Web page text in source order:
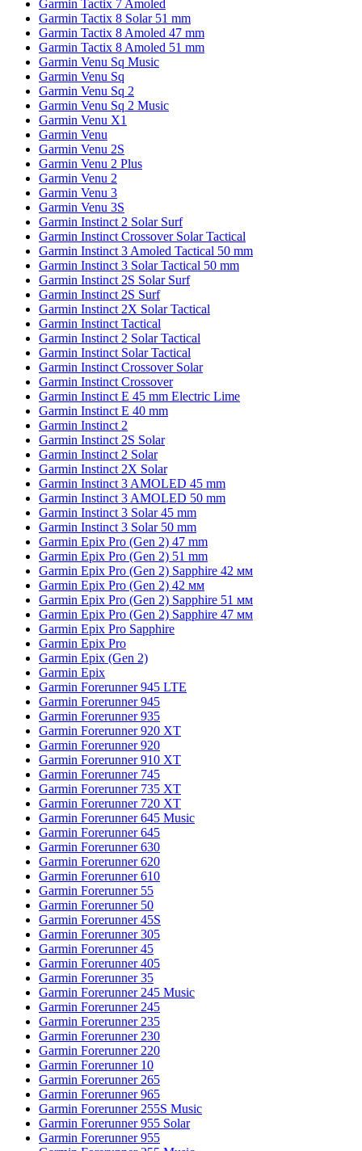
Garmin Tactix 7 Amoled
Garmin Tactix 8 Solar 51 mm
Garmin Tactix 8 Amoled 47 mm
Garmin Tactix 8 Amoled 51 mm
Garmin Venu Sq Music
Garmin Venu Sq
Garmin Venu Sq 2
Garmin Venu Sq 2 Music
Garmin Venu X1
Garmin Venu
Garmin Venu 2S
Garmin Venu 2 Plus
Garmin Venu 2
Garmin Venu 3
Garmin Venu 3S
Garmin Instinct 2 Solar Surf
Garmin Instinct Crossover Solar Tactical
Garmin Instinct 3 Amoled Tactical 50 mm
Garmin Instinct 3 Solar Tactical 50 mm
Garmin Instinct 2S Solar Surf
Garmin Instinct 2S Surf
Garmin Instinct 2X Solar Tactical
Garmin Instinct Tactical
Garmin Instinct 2 Solar Tactical
Garmin Instinct Solar Tactical
Garmin Instinct Crossover Solar
Garmin Instinct Crossover
Garmin Instinct E 45 mm Electric Lime
Garmin Instinct E 40 mm
Garmin Instinct 2
Garmin Instinct 2S Solar
Garmin Instinct 2 Solar
Garmin Instinct 2X Solar
Garmin Instinct 3 AMOLED 45 mm
Garmin Instinct 3 AMOLED 50 mm
Garmin Instinct 3 Solar 45 mm
Garmin Instinct 3 Solar 50 mm
Garmin Epix Pro (Gen 2) 47 mm
Garmin Epix Pro (Gen 2) 51 mm
Garmin Epix Pro (Gen 2) Sapphire 42 мм
Garmin Epix Pro (Gen 2) 42 мм
Garmin Epix Pro (Gen 2) Sapphire 51 мм
Garmin Epix Pro (Gen 2) Sapphire 47 мм
Garmin Epix Pro Sapphire
Garmin Epix Pro
Garmin Epix (Gen 2)
Garmin Epix
Garmin Forerunner 945 LTE
Garmin Forerunner 945
Garmin Forerunner 935
Garmin Forerunner 920 XT
Garmin Forerunner 920
Garmin Forerunner 910 XT
Garmin Forerunner 745
Garmin Forerunner 735 XT
Garmin Forerunner 720 XT
Garmin Forerunner 645 Music
Garmin Forerunner 645
Garmin Forerunner 630
Garmin Forerunner 620
Garmin Forerunner 610
Garmin Forerunner 55
Garmin Forerunner 50
Garmin Forerunner 45S
Garmin Forerunner 305
Garmin Forerunner 45
Garmin Forerunner 405
Garmin Forerunner 35
Garmin Forerunner 245 Music
Garmin Forerunner 245
Garmin Forerunner 235
Garmin Forerunner 230
Garmin Forerunner 220
Garmin Forerunner 10
Garmin Forerunner 265
Garmin Forerunner 965
Garmin Forerunner 255S Music
Garmin Forerunner 955 Solar
Garmin Forerunner 955